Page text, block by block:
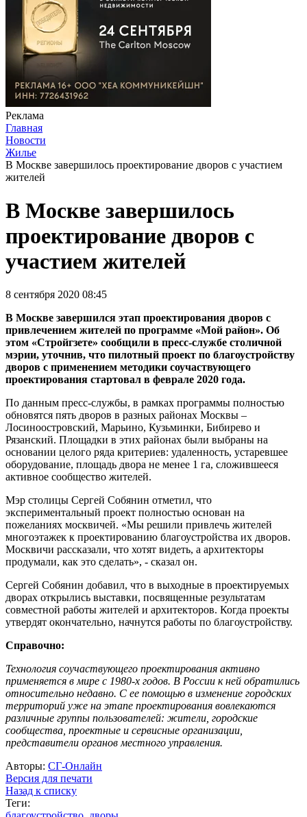
Реклама
Главная
Новости
Жилье
В Москве завершилось проектирование дворов с участием
жителей
В Москве завершилось
проектирование дворов с
участием жителей
8 сентября 2020 08:45
В Москве завершился этап проектирования дворов с
привлечением жителей по программе «Мой район». Об
этом «Стройгзете» сообщили в пресс-службе столичной
мэрии, уточнив, что пилотный проект по благоустройству
дворов с применением методики соучаствующего
проектирования стартовал в феврале 2020 года.
По данным пресс-службы, в рамках программы полностью
обновятся пять дворов в разных районах Москвы –
Лосиноостровский, Марьино, Кузьминки, Бибирево и
Рязанский. Площадки в этих районах были выбраны на
основании целого ряда критериев: удаленность, устаревшее
оборудование, площадь двора не менее 1 га, сложившееся
активное сообщество жителей.
Мэр столицы Сергей Собянин отметил, что
экспериментальный проект полностью основан на
пожеланиях москвичей. «Мы решили привлечь жителей
многоэтажек к проектированию благоустройства их дворов.
Москвичи рассказали, что хотят видеть, а архитекторы
продумали, как это сделать», - сказал он.
Сергей Собянин добавил, что в выходные в проектируемых
дворах открылись выставки, посвященные результатам
совместной работы жителей и архитекторов. Когда проекты
утвердят окончательно, начнутся работы по благоустройству.
Справочно:
Технология соучаствующего проектирования активно
применяется в мире с 1980-х годов. В России к ней обратились
относительно недавно. С ее помощью в изменение городских
территорий уже на этапе проектирования вовлекаются
различные группы пользователей: жители, городские
сообщества, проектные и сервисные организации,
представители органов местного управления.
Авторы: СГ-Онлайн
Версия для печати
Назад к списку
Теги: